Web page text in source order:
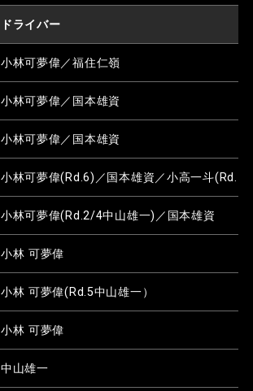
ドライバー
小林可夢偉／福住仁嶺
小林可夢偉／国本雄資
小林可夢偉／国本雄資
小林可夢偉(Rd.6)／国本雄資／小高一斗
小林可夢偉(Rd.2/4中山雄一)／国本雄資
小林 可夢偉
小林 可夢偉(Rd.5中山雄一）
小林 可夢偉
中山雄一